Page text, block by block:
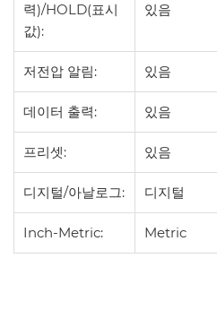
력)/HOLD(표시
값):
있음
저전압 알림: 있음
데이터 출력: 있음
프리셋: 있음
디지털/아날로그: 디지털
Inch-Metric: Metric